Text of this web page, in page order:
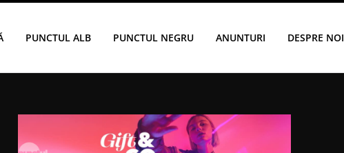
PUNCTUL ALB PUNCTUL NEGRU ANUNTURI DESPRE NOI